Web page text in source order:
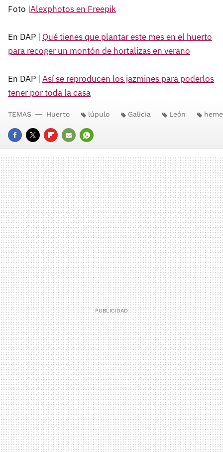
Foto |Alexphotos en Freepik
En DAP | Qué tienes que plantar este mes en el huerto
para recoger un montón de hortalizas en verano
En DAP | Así se reproducen los jazmines para poderlos
tener por toda la casa
FACEBOOK
TWITTERFLIPBOARD
E-
MAIL
WHATSAPP
TEMAS Huerto lúpulo Galicia León